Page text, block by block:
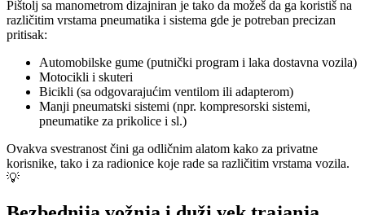
Pištolj sa manometrom dizajniran je tako da možeš da ga koristiš na
različitim vrstama pneumatika i sistema gde je potreban precizan
pritisak:
Automobilske gume (putnički program i laka dostavna vozila)
Motocikli i skuteri
Bicikli (sa odgovarajućim ventilom ili adapterom)
Manji pneumatski sistemi (npr. kompresorski sistemi,
pneumatike za prikolice i sl.)
Ovakva svestranost čini ga odličnim alatom kako za privatne
korisnike, tako i za radionice koje rade sa različitim vrstama vozila.
💡